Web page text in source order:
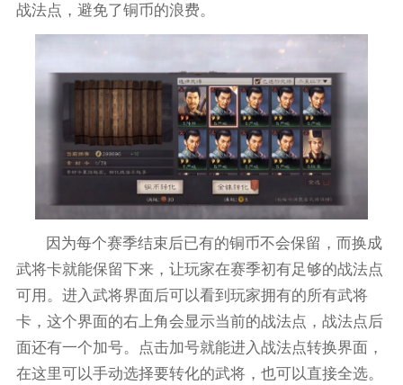
战法点，避免了铜币的浪费。
因为每个赛季结束后已有的铜币不会保留，而换成
武将卡就能保留下来，让玩家在赛季初有足够的战法点
可用。进入武将界面后可以看到玩家拥有的所有武将
卡，这个界面的右上角会显示当前的战法点，战法点后
面还有一个加号。点击加号就能进入战法点转换界面，
在这里可以手动选择要转化的武将，也可以直接全选。